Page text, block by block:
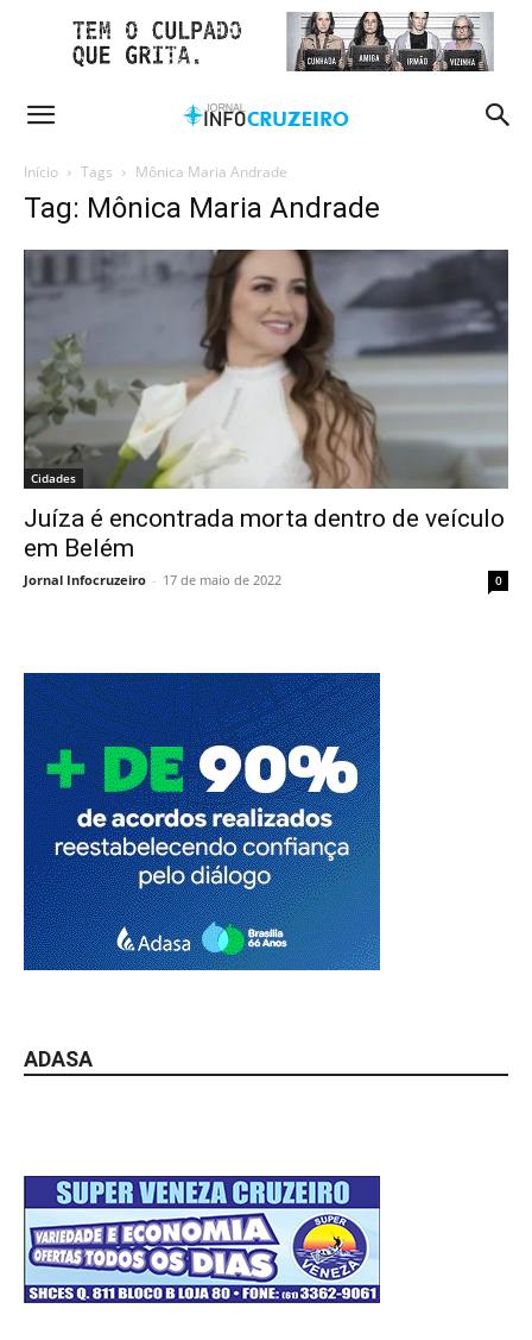
Início Tags Mônica Maria Andrade
Tag: Mônica Maria Andrade
Cidades
Juíza é encontrada morta dentro de veículo
em Belém
Jornal Infocruzeiro - 17 de maio de 2022 0
ADASA